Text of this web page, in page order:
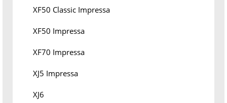
XF50 Classic Impressa
XF50 Impressa
XF70 Impressa
XJ5 Impressa
XJ6